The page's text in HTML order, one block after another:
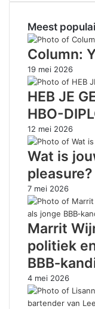
Meest
Column:
19 mei 2026
HEB JE
HBO-
12 mei 2026
Wat is
pleasure?
7 mei 2026
Marrit
politiek
4 mei 2026